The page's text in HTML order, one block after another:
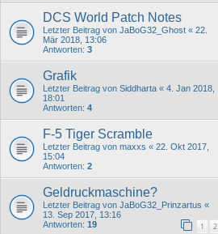
DCS World Patch Notes
Letzter Beitrag von JaBoG32_Ghost « 22.
Mär 2018, 13:06
Antworten: 3
Grafik
Letzter Beitrag von Siddharta « 4. Jan 2018,
18:01
Antworten: 4
F-5 Tiger Scramble
Letzter Beitrag von maxxs « 22. Okt 2017,
15:04
Antworten: 2
Geldruckmaschine?
Letzter Beitrag von JaBoG32_Prinzartus «
13. Sep 2017, 13:16
Antworten: 19 1 2